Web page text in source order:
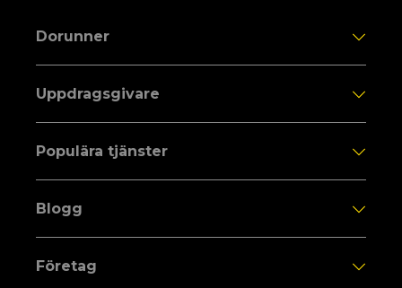
Dorunner
Uppdragsgivare
Populära tjänster
Blogg
Företag